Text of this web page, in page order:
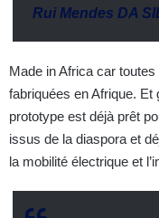
Rui Mendes DA
Made in Africa car
fabriquées en Afrique.
prototype est déjà prêt
issus de la diaspora et
la mobilité électrique et